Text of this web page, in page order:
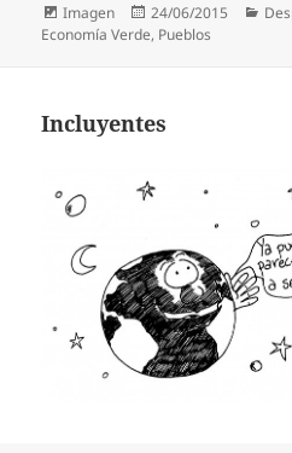
Formato
Imagen
Publicado
el
24/06/2015
Economía Verde, Pueblos
Incluyentes